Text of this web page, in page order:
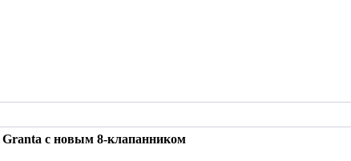
с новым 8-клапанником